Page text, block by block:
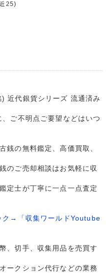
25)
近代銀貨シリーズ 流通済み
ご不明点ご要望などはいつ
銭の無料鑑定、高価買取、
のご売却相談はお気軽に収
定士が丁寧に一点一点査定
ク→「収集ワールドYoutube
、切手、収集用品を売買す
ークション代行などの業務